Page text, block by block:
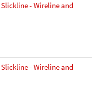
- Wireline and
- Wireline and